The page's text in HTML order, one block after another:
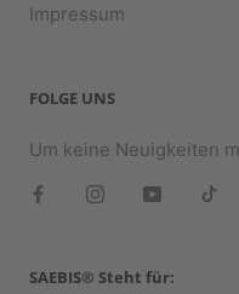
Impressum
FOLGE UNS
Um keine Neuigkeiten
SAEBIS® Steht für: